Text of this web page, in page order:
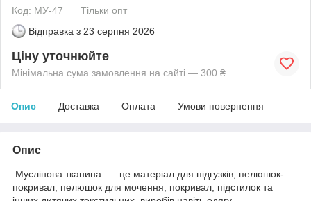
Код: МУ-47
Тільки опт
Відправка з 23 серпня 2026
Ціну уточнюйте
Мінімальна сума замовлення на сайті — 300 ₴
Опис Доставка Оплата Умови повернення
Опис
Муслінова тканина — це матеріал для підгузків, пелюшок-
покривал, пелюшок для мочення, покривал, підстилок та